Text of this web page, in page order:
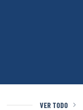
VER TODO